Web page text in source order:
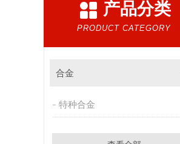
产品分类
PRODUCT CATEGORY
合金
特种合金